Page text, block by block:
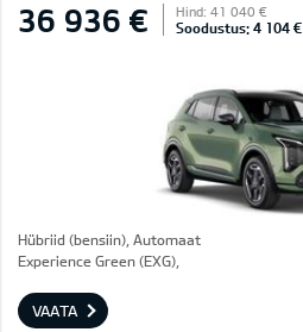
36 936 € Hind: 41 040 €
Soodustus: 4 104 €
Hübriid (bensiin), Automaat
Experience Green (EXG),
VAATA